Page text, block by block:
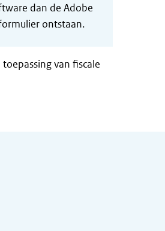
dan de Adobe
ontstaan.
van fiscale